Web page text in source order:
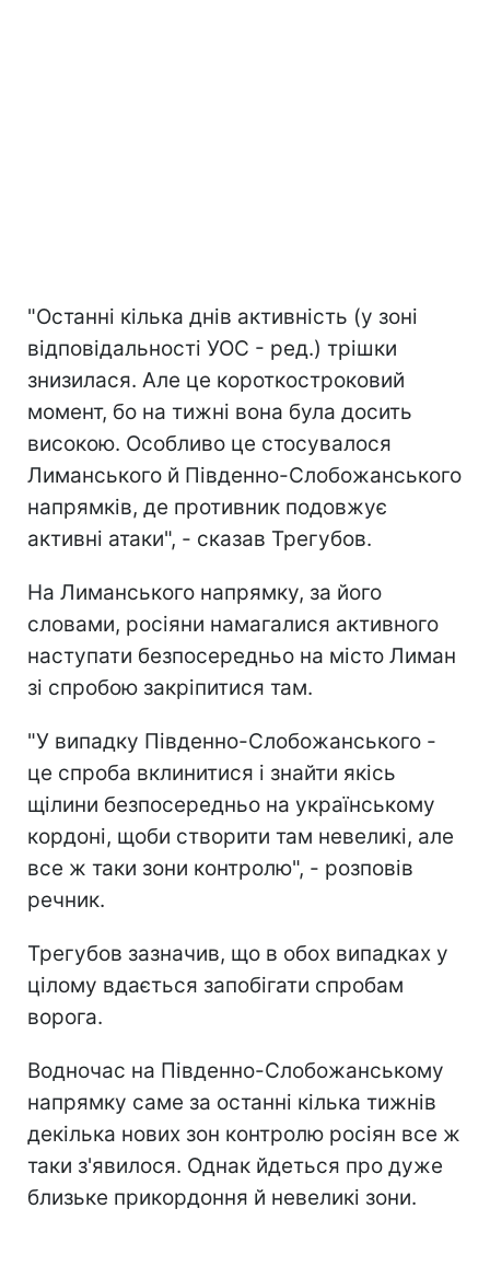
"Останні кілька днів активність (у зоні
відповідальності УОС - ред.) трішки
знизилася. Але це короткостроковий
момент, бо на тижні вона була досить
високою. Особливо це стосувалося
Лиманського й Південно-Слобожанського
напрямків, де противник подовжує
активні атаки", - сказав Трегубов.
На Лиманського напрямку, за його
словами, росіяни намагалися активного
наступати безпосередньо на місто Лиман
зі спробою закріпитися там.
"У випадку Південно-Слобожанського -
це спроба вклинитися і знайти якісь
щілини безпосередньо на українському
кордоні, щоби створити там невеликі, але
все ж таки зони контролю", - розповів
речник.
Трегубов зазначив, що в обох випадках у
цілому вдається запобігати спробам
ворога.
Водночас на Південно-Слобожанському
напрямку саме за останні кілька тижнів
декілька нових зон контролю росіян все ж
таки з'явилося. Однак йдеться про дуже
близьке прикордоння й невеликі зони.